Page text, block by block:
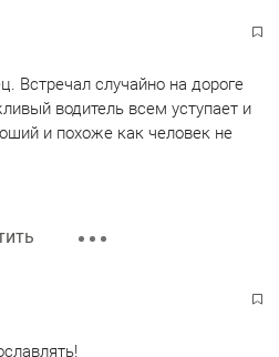
Встречал случайно на дороге
водитель всем уступает и
и похоже как человек не